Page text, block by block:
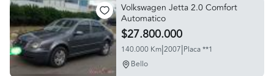
Volkswagen Jetta 2.0 Comfort
Automatico
$27.800.000
140.000 Km|2007|Placa **1
Bello